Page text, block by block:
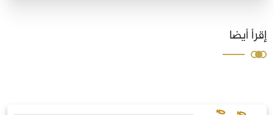
إقرأ أيضا